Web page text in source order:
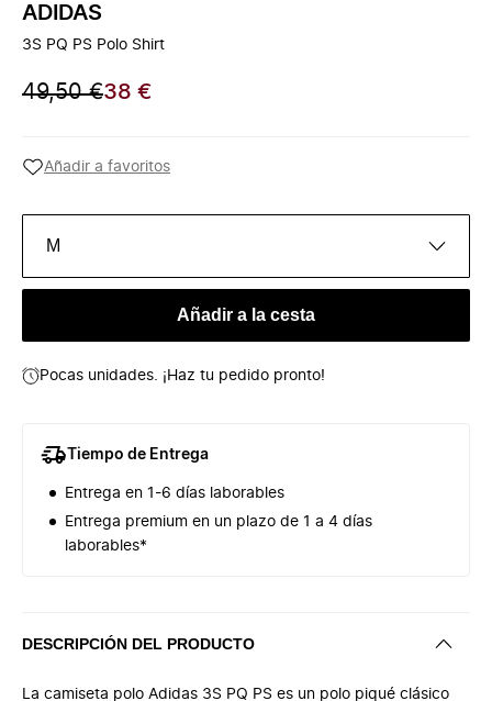
ADIDAS
3S PQ PS Polo Shirt
49,50 €38 €
Añadir a favoritos
M
Añadir a la cesta
Pocas unidades. ¡Haz tu pedido pronto!
Tiempo de Entrega
Entrega en 1-6 días laborables
Entrega premium en un plazo de 1 a 4 días
laborables*
DESCRIPCIÓN DEL PRODUCTO
La camiseta polo Adidas 3S PQ PS es un polo piqué clásico